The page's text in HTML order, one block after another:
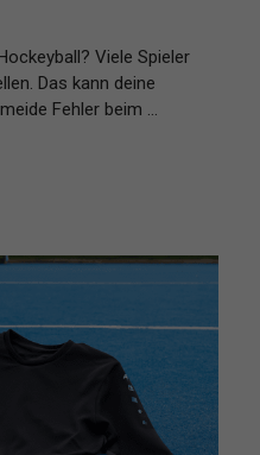
Viele Spieler
Das kann deine
Fehler beim …